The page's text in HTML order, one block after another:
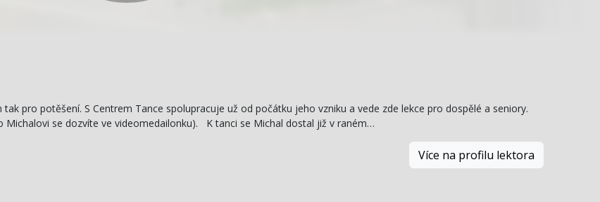
pro potěšení. S Centrem Tance spolupracuje už od počátku jeho vzniku a vede zde lekce pro dospělé a seniory.
se dozvíte ve videomedailonku). K tanci se Michal dostal již v raném…
Více na profilu lektora